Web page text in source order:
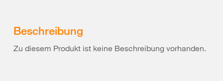
Beschreibung
Zu diesem Produkt ist keine Beschreibung vorhanden.